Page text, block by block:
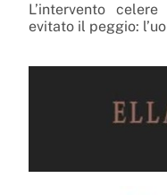
L’intervento
evitato il peggio: